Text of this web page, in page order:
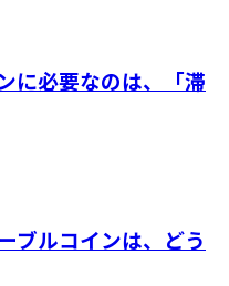
に必要なのは、「滞
ブルコインは、どう